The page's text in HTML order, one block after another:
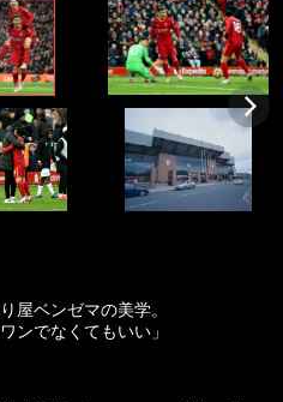
屋ベンゼマの美学。
ンでなくてもいい」